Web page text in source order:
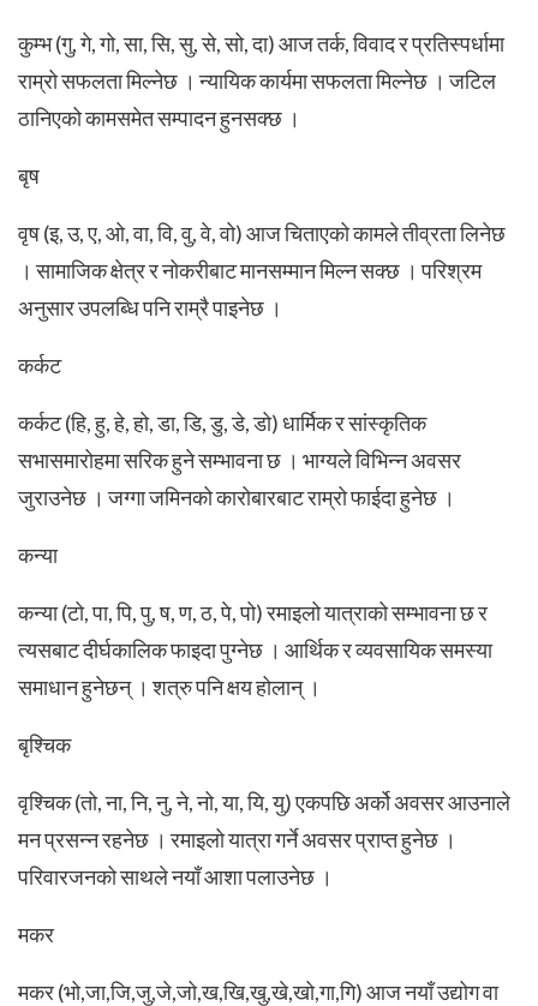
कुम्भ (गु, गे, गो, सा, सि, सु, से, सो, दा) आज तर्क, विवाद र प्रतिस्पर्धामा
राम्रो सफलता मिल्नेछ । न्यायिक कार्यमा सफलता मिल्नेछ । जटिल
ठानिएको कामसमेत सम्पादन हुनसक्छ ।
बृष
वृष (इ, उ, ए, ओ, वा, वि, वु, वे, वो) आज चिताएको कामले तीव्रता लिनेछ
। सामाजिक क्षेत्र र नोकरीबाट मानसम्मान मिल्न सक्छ । परिश्रम
अनुसार उपलब्धि पनि राम्रै पाइनेछ ।
कर्कट
कर्कट (हि, हु, हे, हो, डा, डि, डु, डे, डो) धार्मिक र सांस्कृतिक
सभासमारोहमा सरिक हुने सम्भावना छ । भाग्यले विभिन्न अवसर
जुराउनेछ । जग्गा जमिनको कारोबारबाट राम्रो फाईदा हुनेछ ।
कन्या
कन्या (टो, पा, पि, पु, ष, ण, ठ, पे, पो) रमाइलो यात्राको सम्भावना छ र
त्यसबाट दीर्घकालिक फाइदा पुग्नेछ । आर्थिक र व्यवसायिक समस्या
समाधान हुनेछन् । शत्रु पनि क्षय होलान् ।
बृश्चिक
वृश्चिक (तो, ना, नि, नु, ने, नो, या, यि, यु) एकपछि अर्को अवसर आउनाले
मन प्रसन्न रहनेछ । रमाइलो यात्रा गर्ने अवसर प्राप्त हुनेछ ।
परिवारजनको साथले नयाँ आशा पलाउनेछ ।
मकर
मकर (भो,जा,जि,जु,जे,जो,ख,खि,खु,खे,खो,गा,गि) आज नयाँ उद्योग वा